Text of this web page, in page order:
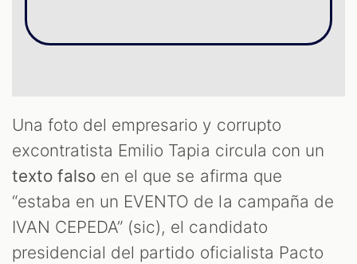
Una foto del empresario y corrupto
excontratista Emilio Tapia circula con un
texto falso en el que se afirma que
“estaba en un EVENTO de la campaña de
IVAN CEPEDA” (sic), el candidato
presidencial del partido oficialista Pacto